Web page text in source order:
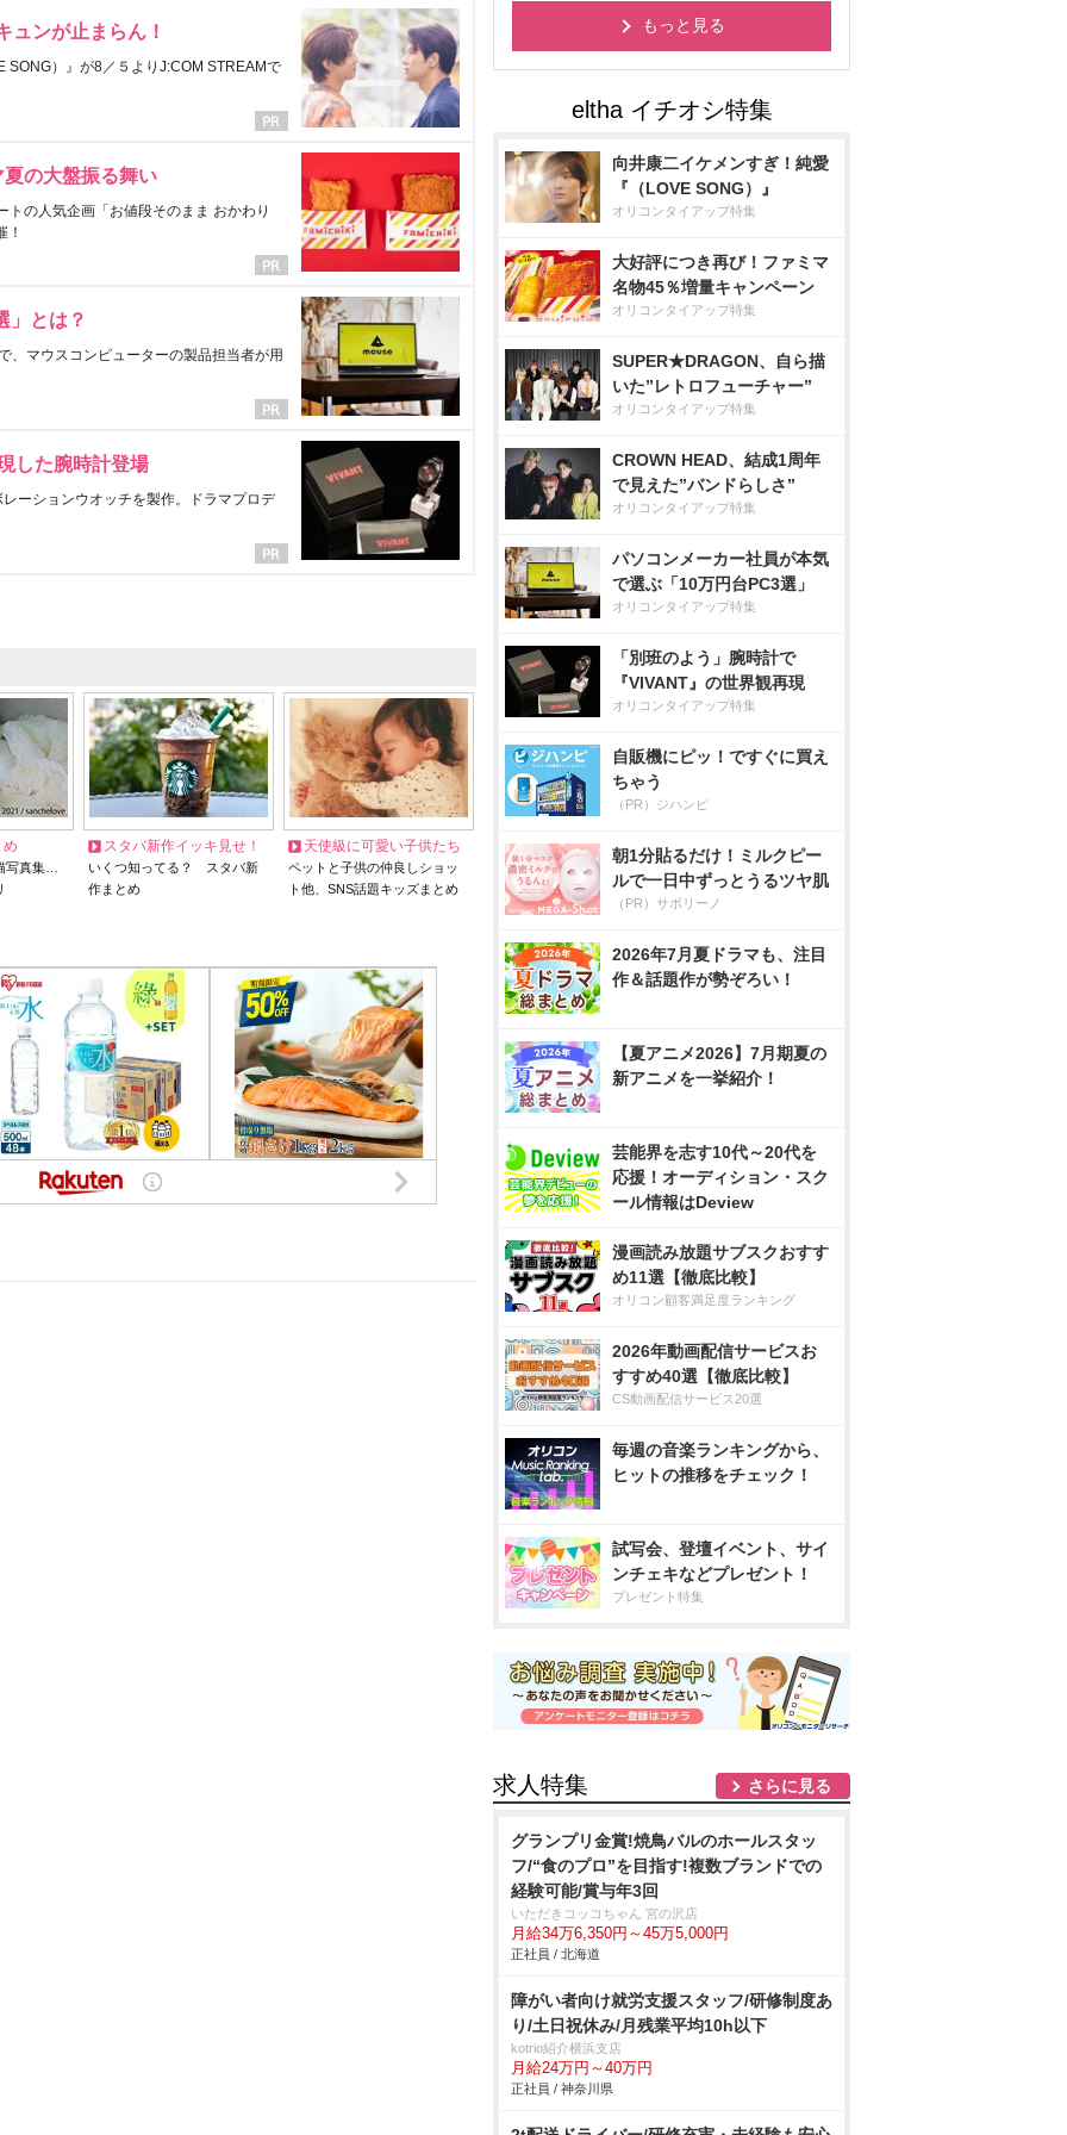
ュンが止まらん！
SONG）』が8／５よりJ:COM STREAMで
の大盤振る舞い
の人気企画「お値段そのまま おかわり
！
」とは？
、マウスコンピューターの製品担当者が用
した腕時計登場
ーションウオッチを製作。ドラマプロデ
め
写真集…
スタバ新作イッキ見せ！
いくつ知ってる？ スタバ新
作まとめ
天使級に可愛い子供たち
ペットと子供の仲良しショッ
ト他、SNS話題キッズまとめ
もっと見る
向井康二イケメンすぎ！純愛
『（LOVE SONG）』
オリコンタイアップ特集
大好評につき再び！ファミマ
名物45％増量キャンペーン
オリコンタイアップ特集
SUPER★DRAGON、自ら描
いた”レトロフューチャー”
オリコンタイアップ特集
CROWN HEAD、結成1周年
で見えた”バンドらしさ”
オリコンタイアップ特集
パソコンメーカー社員が本気
で選ぶ「10万円台PC3選」
オリコンタイアップ特集
「別班のよう」腕時計で
『VIVANT』の世界観再現
オリコンタイアップ特集
自販機にピッ！ですぐに買え
ちゃう
（PR）ジハンピ
朝1分貼るだけ！ミルクピー
ルで一日中ずっとうるツヤ肌
（PR）サボリーノ
2026年7月夏ドラマも、注目
作＆話題作が勢ぞろい！
【夏アニメ2026】7月期夏の
新アニメを一挙紹介！
芸能界を志す10代～20代を
応援！オーディション・スク
ール情報はDeview
漫画読み放題サブスクおすす
め11選【徹底比較】
オリコン顧客満足度ランキング
2026年動画配信サービスお
すすめ40選【徹底比較】
CS動画配信サービス20選
毎週の音楽ランキングから、
ヒットの推移をチェック！
試写会、登壇イベント、サイ
ンチェキなどプレゼント！
プレゼント特集
求人特集 さらに見る
グランプリ金賞!焼鳥バルのホールスタッ
フ/“食のプロ”を目指す!複数ブランドでの
経験可能/賞与年3回
いただきコッコちゃん 宮の沢店
月給34万6,350円～45万5,000円
正社員 / 北海道
障がい者向け就労支援スタッフ/研修制度あ
り/土日祝休み/月残業平均10h以下
kotrio紹介横浜支店
月給24万円～40万円
正社員 / 神奈川県